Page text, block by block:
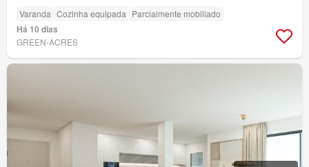
Varanda Cozinha equipada Parcialmente mobiliado
Há 10 dias
GREEN-ACRES